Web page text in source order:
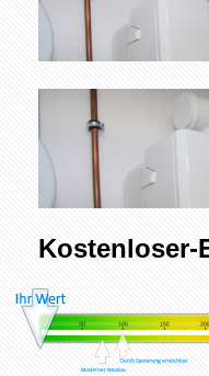
Kostenloser-